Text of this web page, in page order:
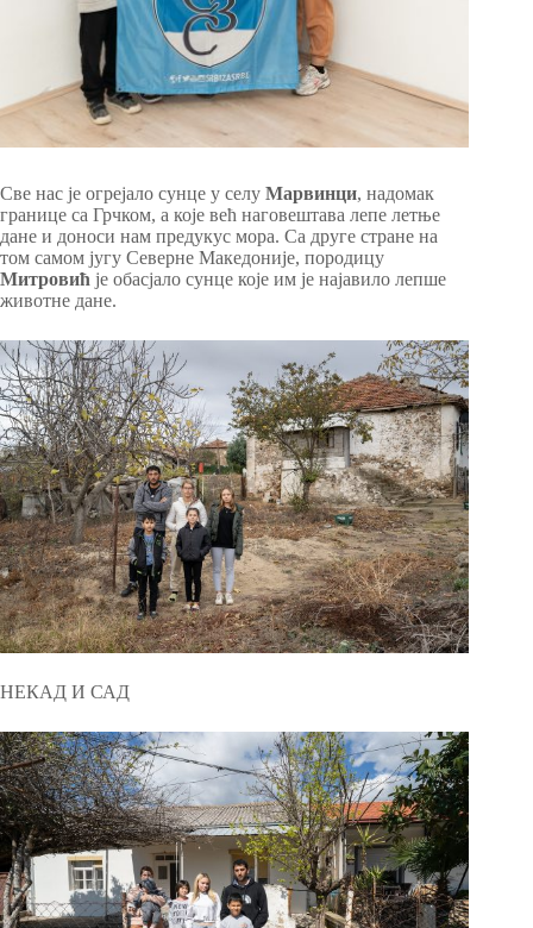
Све нас је огрејало сунце у селу Марвинци, надомак
границе са Грчком, а које већ наговештава лепе летње
дане и доноси нам предукус мора. Са друге стране на
том самом југу Северне Македоније, породицу
Митровић је обасјало сунце које им је најавило лепше
животне дане.
НЕКАД И САД